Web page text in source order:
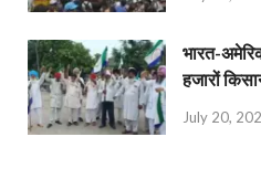
भारत-
हजारों
July 20,